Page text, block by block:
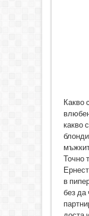
Какво
какво
Точно
в
без да